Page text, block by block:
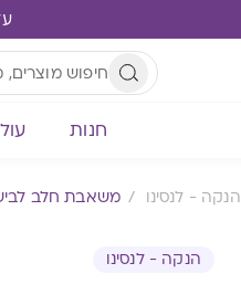
עלות
חנות
הנקה - לנסינו משאבת חלב
הנקה - לנסינו